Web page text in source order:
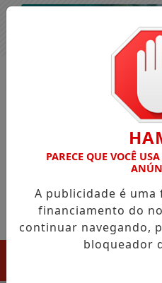
PARECE QUE VOCÊ
A publicidade é
financiamento do
continuar navegando,
bloqueador